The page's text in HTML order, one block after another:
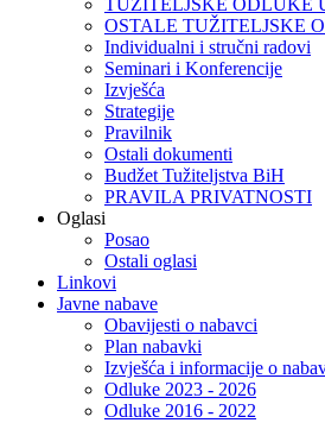
TUŽITELJSKE ODLUKE
OSTALE TUŽITELJSKE
Individualni i stručni radovi
Seminari i Konferencije
Izvješća
Strategije
Pravilnik
Ostali dokumenti
Budžet Tužiteljstva BiH
PRAVILA PRIVATNOSTI
Oglasi
Posao
Ostali oglasi
Linkovi
Javne nabave
Obavijesti o nabavci
Plan nabavki
Izvješća i informacije o
Odluke 2023 - 2026
Odluke 2016 - 2022